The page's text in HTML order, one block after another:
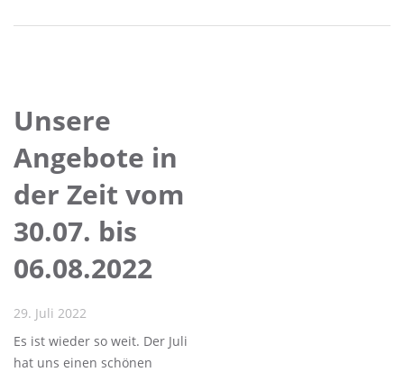
Unsere
Angebote in
der Zeit vom
30.07. bis
06.08.2022
29. Juli 2022
Es ist wieder so weit. Der Juli
hat uns einen schönen